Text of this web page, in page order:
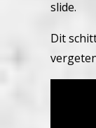
slide.
Dit